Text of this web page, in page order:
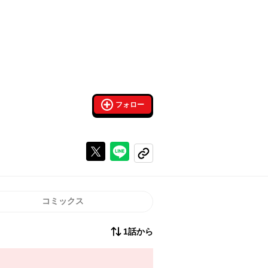
フォロー
Xで投稿するラインでシェアする
コピーする
コミックス
1話から